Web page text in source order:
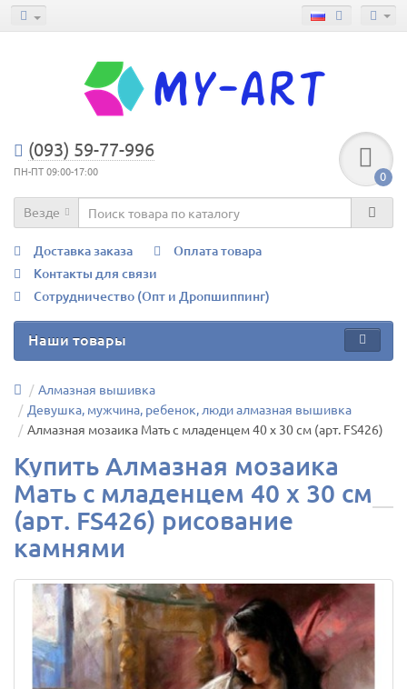
(093) 59-77-996
ПН-ПТ 09:00-17:00 0
Везде
Доставка заказа
Оплата товара
Контакты для связи
Сотрудничество (Опт и Дропшиппинг)
Наши товары
Алмазная вышивка
Девушка, мужчина, ребенок, люди алмазная вышивка
Алмазная мозаика Мать с младенцем 40 х 30 см (арт. FS426)
Купить Алмазная мозаика
Мать с младенцем 40 х 30 см
(арт. FS426) рисование
камнями